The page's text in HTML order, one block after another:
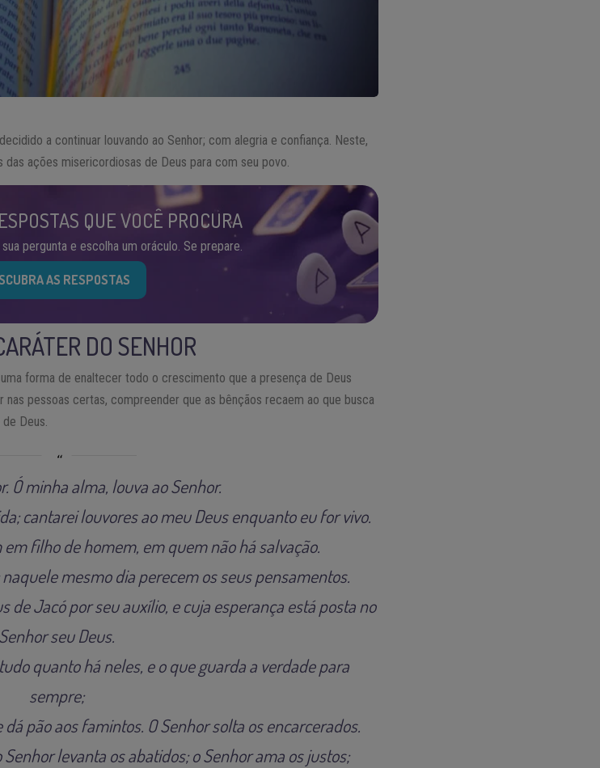
a continuar louvando ao Senhor; com alegria e confiança. Neste,
ações misericordiosas de Deus para com seu povo.
QUE VOCÊ PROCURA
pergunta e escolha um oráculo. Se prepare.
AS RESPOSTAS
DO SENHOR
forma de enaltecer todo o crescimento que a presença de Deus
pessoas certas, compreender que as bênçãos recaem ao que busca
Deus.
Ó minha alma, louva ao Senhor.
cantarei louvores ao meu Deus enquanto eu for vivo.
filho de homem, em quem não há salvação.
mesmo dia perecem os seus pensamentos.
Jacó por seu auxílio, e cuja esperança está posta no
Senhor seu Deus.
quanto há neles, e o que guarda a verdade para
sempre;
pão aos famintos. O Senhor solta os encarcerados.
levanta os abatidos; o Senhor ama os justos;